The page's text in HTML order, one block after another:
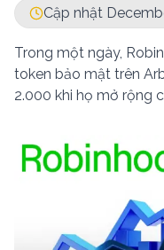
Cập nhật
Trong một ngày,
token bảo mật trên
2.000 khi họ mở rộng